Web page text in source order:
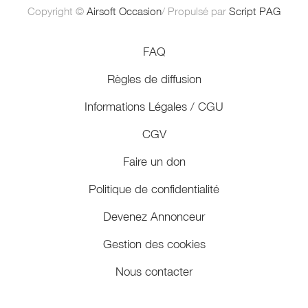
Copyright © Airsoft Occasion/ Propulsé par Script PAG
FAQ
Règles de diffusion
Informations Légales / CGU
CGV
Faire un don
Politique de confidentialité
Devenez Annonceur
Gestion des cookies
Nous contacter